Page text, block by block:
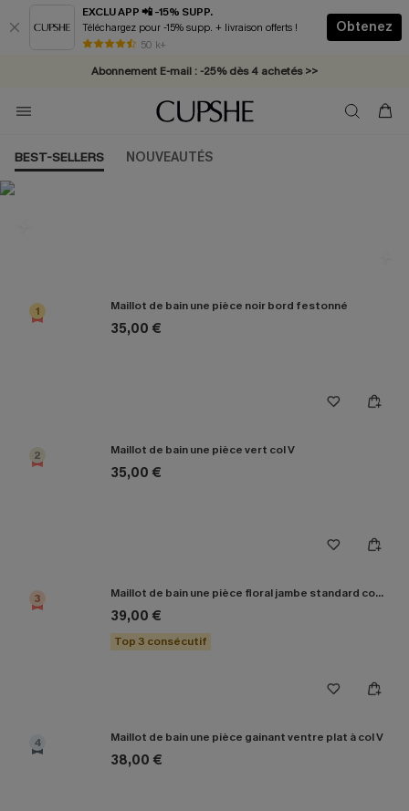
EXCLU APP 📲 -15% SUPP.
Téléchargez pour -15% supp. + livraison offerts !
50 k+
Obtenez
* Livraison éclair 2-3 jours ouvrés >>
Abonnement E-mail : -25% dès 4 achetés >>
BEST-SELLERS NOUVEAUTÉS
1 Maillot de bain une pièce noir bord festonné
35,00 €
2 Maillot de bain une pièce vert col V
35,00 €
3 Maillot de bain une pièce floral jambe standard col plongeant
39,00 €
Top 3 consécutif
4 Maillot de bain une pièce gainant ventre plat à col V
38,00 €